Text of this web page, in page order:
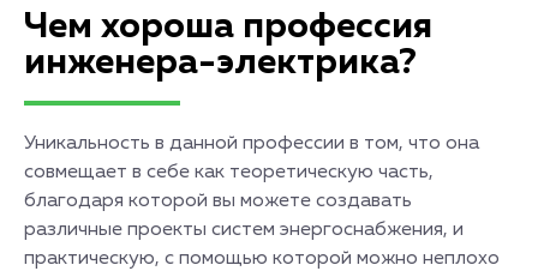
Чем хороша профессия
инженера-электрика?
Уникальность в данной профессии в том, что она
совмещает в себе как теоретическую часть,
благодаря которой вы можете создавать
различные проекты систем энергоснабжения, и
практическую, с помощью которой можно неплохо